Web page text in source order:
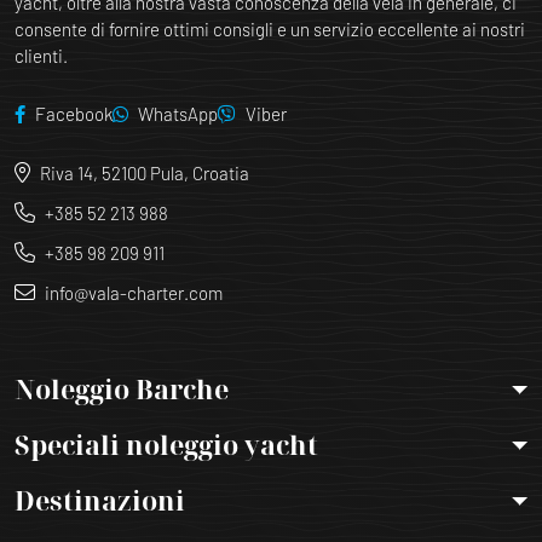
consente di fornire ottimi consigli e un servizio eccellente ai nostri
clienti.
Facebook WhatsApp Viber
Riva 14, 52100 Pula, Croatia
+385 52 213 988
+385 98 209 911
info@vala-charter.com
Noleggio Barche
Speciali noleggio yacht
Destinazioni